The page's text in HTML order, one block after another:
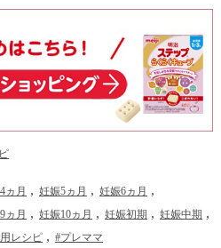
ヵ月 妊娠5ヵ月 妊娠6ヵ月
ヵ月 妊娠10ヵ月 妊娠初期 妊娠中期
レシピ #プレママ